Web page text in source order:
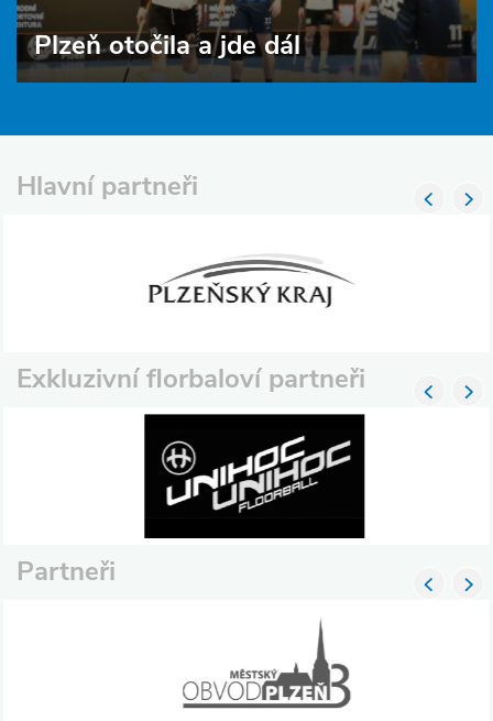
Plzeň otočila a jde dál
Hlavní partneři
Exkluzivní florbaloví partneři
Partneři